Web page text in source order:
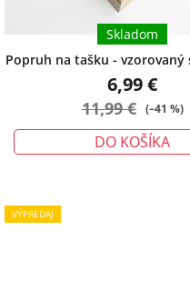
Popruh na tašku - vzorovaný
bordový
Skladom
6,99 €
11,99 € (–41 %)
DO KOŠÍKA
VÝPREDAJ